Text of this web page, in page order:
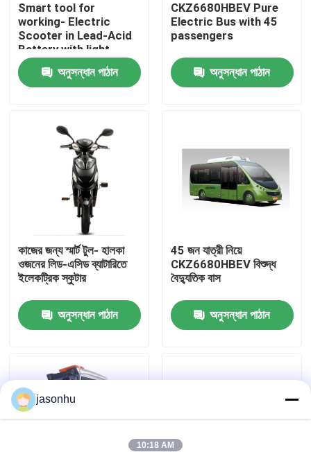
বাড়ি
আমাদের সম্পর্কে
কারখানা ভ্রমণ
আমাদের সাথে যোগাযোগ করুন
উদ্ধৃতির জন্য আবেদন
বিশুদ্ধ ইলেকট্রিক গাড়ি
Smart tool for
working- Electric
Scooter in Lead-Acid
Battery with light
weight
অনুসন্ধান পাঠান
CKZ6680HBEV Pure
Electric Bus with 45
passengers
অনুসন্ধান পাঠান
কাজের জন্য স্মার্ট টুল- হালকা
ওজনের লিড-এসিড ব্যাটারিতে
ইলেকট্রিক স্কুটার
অনুসন্ধান পাঠান
45 জন যাত্রী নিয়ে
CKZ6680HBEV বিশুদ্ধ
বৈদ্যুতিক বাস
অনুসন্ধান পাঠান
jasonhu
10:18 AM